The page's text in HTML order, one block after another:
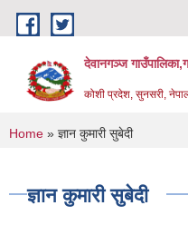
Skip to main content
देवानगञ्ज
कोशी प्रदेश, सुनसरी,
You are here
Home » ज्ञान कुमारी सुबेदी
ज्ञान कुमारी सुबेदी